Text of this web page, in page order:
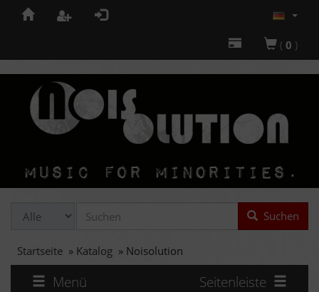
( 0 )
Suchen
Startseite » Katalog » Noisolution
Menü Seitenleiste